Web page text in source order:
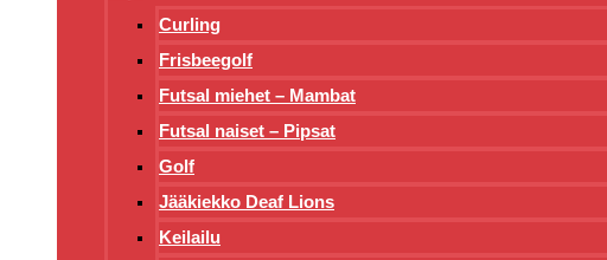
Curling
Frisbeegolf
Futsal miehet – Mambat
Futsal naiset – Pipsat
Golf
Jääkiekko Deaf Lions
Keilailu